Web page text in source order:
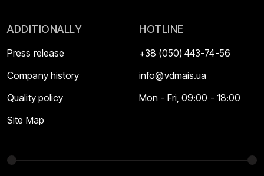
ADDITIONALLY
Press release
Company history
Quality policy
Site Map
HOTLINE
+38 (050) 443-74-56
info@vdmais.ua
Mon - Fri, 09:00 - 18:00